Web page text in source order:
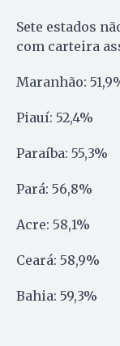
Sete estados
com carteira
Maranhão:
Piauí: 52,4%
Paraíba: 55,3%
Pará: 56,8%
Acre: 58,1%
Ceará: 58,9%
Bahia: 59,3%